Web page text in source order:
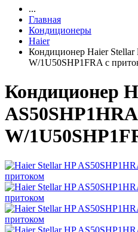
...
Главная
Кондиционеры
Haier
Кондиционер Haier
W/1U50SHP1FRA с
Кондиционер
W/